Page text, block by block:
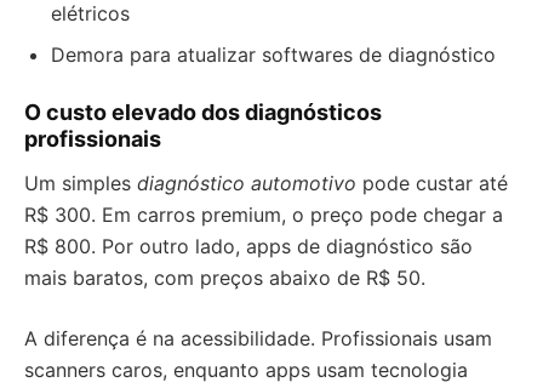
elétricos
Demora para atualizar softwares de diagnóstico
O custo elevado dos diagnósticos
profissionais
Um simples diagnóstico automotivo pode custar até
R$ 300. Em carros premium, o preço pode chegar a
R$ 800. Por outro lado, apps de diagnóstico são
mais baratos, com preços abaixo de R$ 50.
A diferença é na acessibilidade. Profissionais usam
scanners caros, enquanto apps usam tecnologia